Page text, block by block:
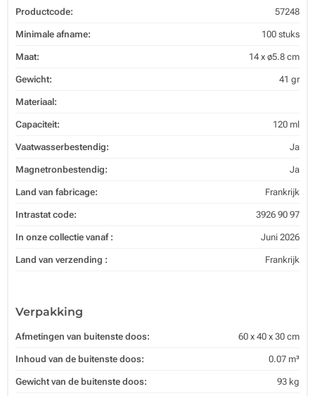
Productcode: 57248
Minimale afname: 100 stuks
Maat: 14 x ø5.8 cm
Gewicht: 41 gr
Materiaal:
Capaciteit: 120 ml
Vaatwasserbestendig: Ja
Magnetronbestendig: Ja
Land van fabricage: Frankrijk
Intrastat code: 3926 90 97
In onze collectie vanaf : Juni 2026
Land van verzending : Frankrijk
Verpakking
Afmetingen van buitenste doos: 60 x 40 x 30 cm
Inhoud van de buitenste doos: 0.07 m³
Gewicht van de buitenste doos: 93 kg